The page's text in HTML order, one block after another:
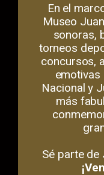
En el
Museo
sonoras,
torneos
concursos,
Nacional y
más
Sé parte de